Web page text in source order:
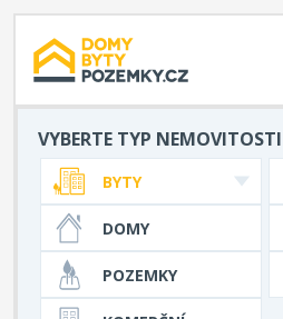
VYBERTE TYP NEMOVITOSTI
BYTY
DOMY
POZEMKY